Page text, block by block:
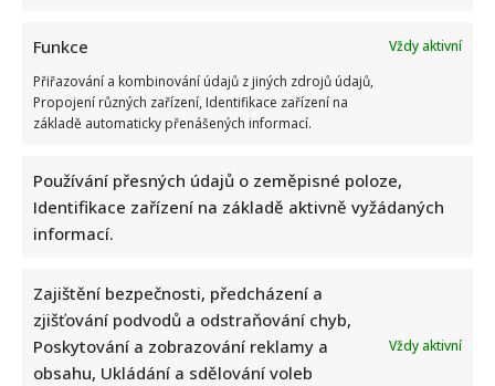
Funkce
Vždy aktivní
Přiřazování a kombinování údajů z jiných zdrojů údajů,
Propojení různých zařízení, Identifikace zařízení na
základě automaticky přenášených informací.
Používání přesných údajů o zeměpisné poloze,
Identifikace zařízení na základě aktivně vyžádaných
informací.
Zajištění bezpečnosti, předcházení a
zjišťování podvodů a odstraňování chyb,
Poskytování a zobrazování reklamy a
obsahu, Ukládání a sdělování voleb
Vždy aktivní